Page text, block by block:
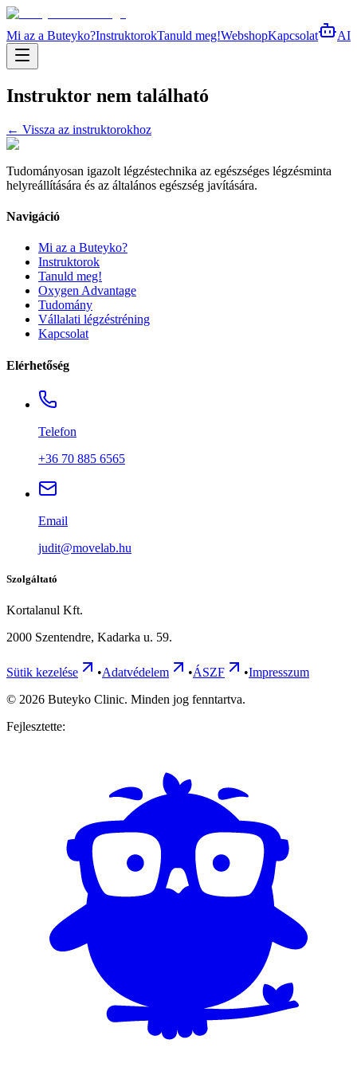
Mi az a Buteyko?InstruktorokTanuld meg!WebshopKapcsolat AI
Instruktor nem található
← Vissza az instruktorokhoz
Tudományosan igazolt légzéstechnika az egészséges légzésminta
helyreállítására és az általános egészség javítására.
Navigáció
Mi az a Buteyko?
Instruktorok
Tanuld meg!
Oxygen Advantage
Tudomány
Vállalati légzéstréning
Kapcsolat
Elérhetőség
Telefon
+36 70 885 6565
Email
judit@movelab.hu
Szolgáltató
Kortalanul Kft.
2000 Szentendre, Kadarka u. 59.
Sütik kezelése •Adatvédelem •ÁSZF •Impresszum
© 2026 Buteyko Clinic. Minden jog fenntartva.
Fejlesztette: